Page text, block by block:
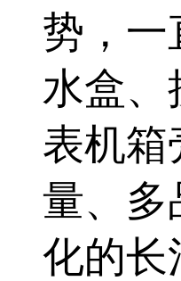
势，一
水盒、
表机箱
量、多
化的长